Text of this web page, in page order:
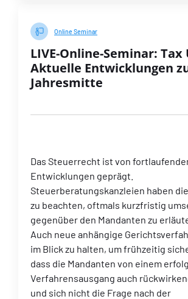
Online Seminar
LIVE-Online-Seminar: Tax
Aktuelle Entwicklungen
Jahresmitte
Das Steuerrecht ist von
Entwicklungen geprägt.
Steuerberatungskanzleien haben
zu beachten, oftmals kurzfristig
gegenüber den Mandanten zu
Auch neue anhängige
im Blick zu halten, um frühzeitig
dass die Mandanten von einem
Verfahrensausgang auch
und sich nicht die Frage nach der